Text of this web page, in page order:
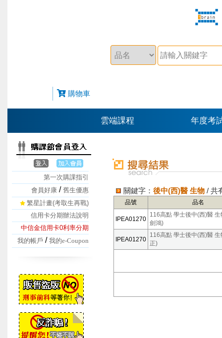
購物車
雲端課程 年度考
第一次購課指引
會員好康 / 舊生優惠
繁星計畫(考取生再戰)
信用卡分期辦法說明
中信金信用卡0利率分期
我的帳戶 / 我的e-Coupon
關鍵字： 後中(西)醫 生物/ 共
品號 品名
IPEA01270
116高點 學士後中(西)醫 生
劍鴻)
IPEA01270
116高點 學士後中(西)醫 生
正)